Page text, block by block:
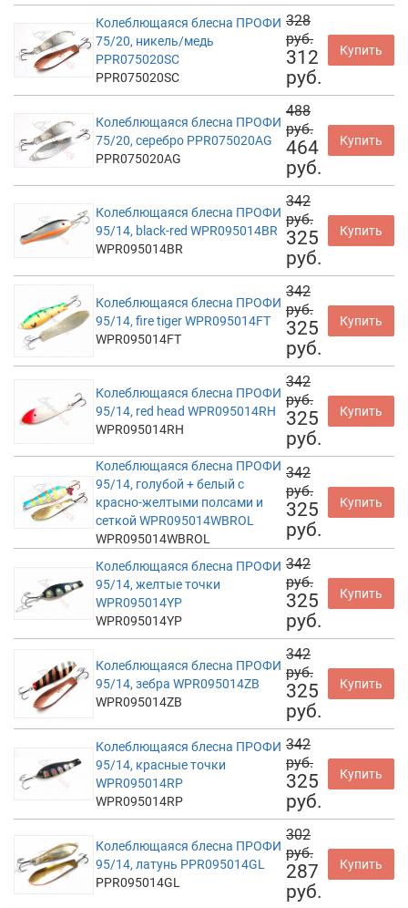
Колеблющаяся блесна ПРОФИ
75/20, никель/медь
PPR075020SC
PPR075020SC
328
руб.
312
руб.
Купить
Колеблющаяся блесна ПРОФИ
75/20, серебро PPR075020AG
PPR075020AG
488
руб.
464
руб.
Купить
Колеблющаяся блесна ПРОФИ
95/14, black-red WPR095014BR
WPR095014BR
342
руб.
325
руб.
Купить
Колеблющаяся блесна ПРОФИ
95/14, fire tiger WPR095014FT
WPR095014FT
342
руб.
325
руб.
Купить
Колеблющаяся блесна ПРОФИ
95/14, red head WPR095014RH
WPR095014RH
342
руб.
325
руб.
Купить
Колеблющаяся блесна ПРОФИ
95/14, голубой + белый с
красно-желтыми полсами и
сеткой WPR095014WBROL
WPR095014WBROL
342
руб.
325
руб.
Купить
Колеблющаяся блесна ПРОФИ
95/14, желтые точки
WPR095014YP
WPR095014YP
342
руб.
325
руб.
Купить
Колеблющаяся блесна ПРОФИ
95/14, зебра WPR095014ZB
WPR095014ZB
342
руб.
325
руб.
Купить
Колеблющаяся блесна ПРОФИ
95/14, красные точки
WPR095014RP
WPR095014RP
342
руб.
325
руб.
Купить
Колеблющаяся блесна ПРОФИ
95/14, латунь PPR095014GL
PPR095014GL
302
руб.
287
руб.
Купить